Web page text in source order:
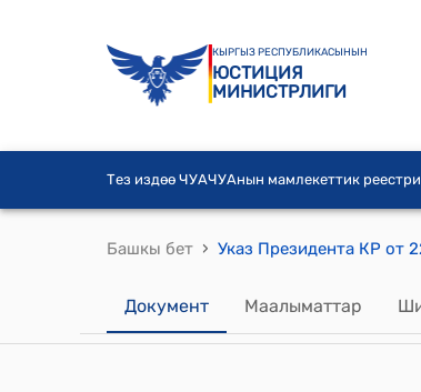
КЫРГЫЗ РЕСПУБЛИКАСЫНЫН
ЮСТИЦИЯ
МИНИСТРЛИГИ
Тез издөө ЧУАЧУАнын мамлекеттик реестри
Башкы бет ›
Документ Маалыматтар